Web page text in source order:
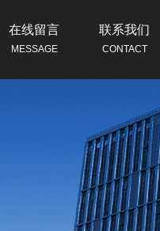
在线留言
MESSAGE
联系我们
CONTACT